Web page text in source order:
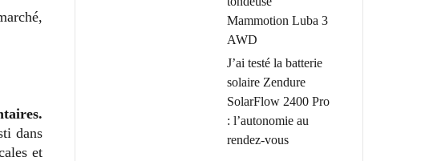
dans
et
Mammotion Luba 3
AWD
J’ai testé la batterie
solaire Zendure
SolarFlow 2400 Pro
: l’autonomie au
rendez-vous